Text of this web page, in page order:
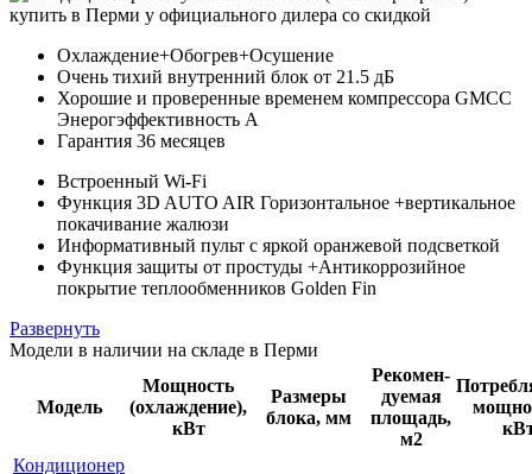
Охлаждение+Обогрев+Осушение
Очень тихий внутренний блок от 21.5 дБ
Хорошие и проверенные временем компрессора GMCC
Энерогэффективность А
Гарантия 36 месяцев
Встроенный Wi-Fi
Функция 3D AUTO AIR Горизонтальное +вертикальное
покачивание жалюзи
Информативный пульт с яркой оранжевой подсветкой
Функция защиты от простуды +Антикоррозийное
покрытие теплообменников Golden Fin
Развернуть
Модели в наличии на складе в Перми
Модель
Мощность
(охлаждение),
кВт
Размеры
блока, мм
Рекомен-
дуемая
площадь,
м2
Кондиционер